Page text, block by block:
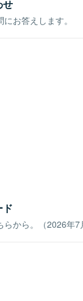
せ
お答えします。
ド
から。（2026年7